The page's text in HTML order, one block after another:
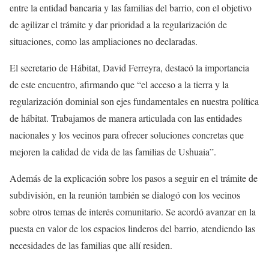
entre la entidad bancaria y las familias del barrio, con el objetivo
de agilizar el trámite y dar prioridad a la regularización de
situaciones, como las ampliaciones no declaradas.
El secretario de Hábitat, David Ferreyra, destacó la importancia
de este encuentro, afirmando que “el acceso a la tierra y la
regularización dominial son ejes fundamentales en nuestra política
de hábitat. Trabajamos de manera articulada con las entidades
nacionales y los vecinos para ofrecer soluciones concretas que
mejoren la calidad de vida de las familias de Ushuaia”.
Además de la explicación sobre los pasos a seguir en el trámite de
subdivisión, en la reunión también se dialogó con los vecinos
sobre otros temas de interés comunitario. Se acordó avanzar en la
puesta en valor de los espacios linderos del barrio, atendiendo las
necesidades de las familias que allí residen.